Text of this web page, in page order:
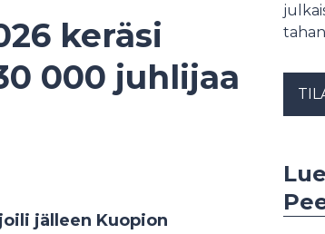
keräsi
000 juhlijaa
jälleen Kuopion